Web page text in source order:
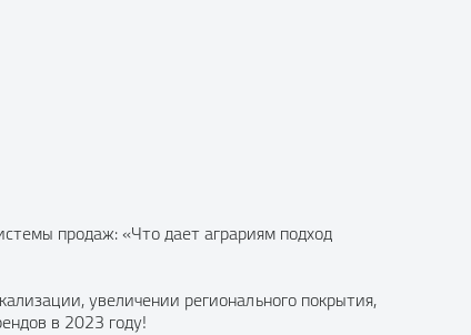
продаж: «Что дает аграриям подход
увеличении регионального покрытия,
в 2023 году!